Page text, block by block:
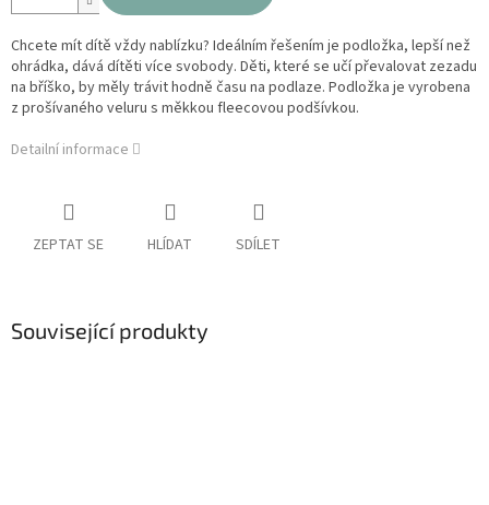
Chcete mít dítě vždy nablízku? Ideálním řešením je podložka, lepší než
ohrádka, dává dítěti více svobody. Děti, které se učí převalovat zezadu
na bříško, by měly trávit hodně času na podlaze. Podložka je vyrobena
z prošívaného veluru s měkkou fleecovou podšívkou.
Detailní informace
ZEPTAT SE HLÍDAT SDÍLET
Související produkty